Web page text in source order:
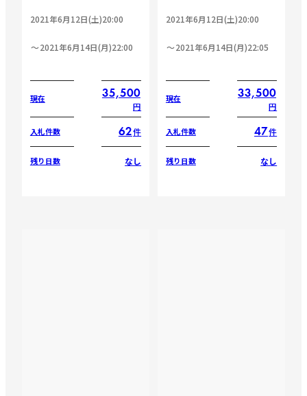
2021年6月12日(土)20:00
2021年6月14日(月)22:00
現在 35,500
円
入札件数 62件
残り日数 なし
2021年6月12日(土)20:00
2021年6月14日(月)22:05
現在 33,500
円
入札件数 47件
残り日数 なし